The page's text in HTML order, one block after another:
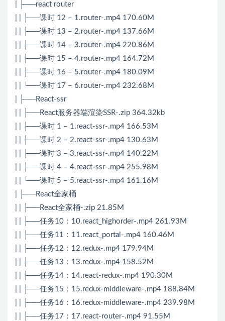
| ├──react router
| | ├──课时 12 – 1.router-.mp4 170.60M
| | ├──课时 13 – 2.router-.mp4 137.66M
| | ├──课时 14 – 3.router-.mp4 220.86M
| | ├──课时 15 – 4.router-.mp4 164.72M
| | ├──课时 16 – 5.router-.mp4 180.09M
| | └──课时 17 – 6.router-.mp4 232.68M
| ├──React-ssr
| | ├──React服务器端渲染SSR-.zip 364.32kb
| | ├──课时 1 – 1.react-ssr-.mp4 166.53M
| | ├──课时 2 – 2.react-ssr-.mp4 130.63M
| | ├──课时 3 – 3.react-ssr-.mp4 140.22M
| | ├──课时 4 – 4.react-ssr-.mp4 255.98M
| | └──课时 5 – 5.react-ssr-.mp4 161.16M
| ├──React全家桶
| | ├──React全家桶-.zip 21.85M
| | ├──任务10：10.react_highorder-.mp4 261.93M
| | ├──任务11：11.react_portal-.mp4 160.46M
| | ├──任务12：12.redux-.mp4 179.94M
| | ├──任务13：13.redux-.mp4 158.52M
| | ├──任务14：14.react-redux-.mp4 190.30M
| | ├──任务15：15.redux-middleware-.mp4 188.84M
| | ├──任务16：16.redux-middleware-.mp4 239.98M
| | ├──任务17：17.react-router-.mp4 91.55M